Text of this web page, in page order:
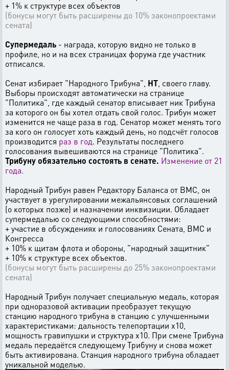
+ 1% к структуре всех объектов
(бонусы могут быть расширены до 10% законопроектами
сената)
Супермедаль - награда, которую видно не только в
профиле, но и на всех страницах форума где участник
отписался.
Сенат избирает "Народного Трибуна", НТ , своего главу.
Выборы происходят автоматически на странице
"Политика", где каждый сенатор вписывает ник Трибуна
за которого он бы хотел отдать свой голос. Трибун может
изменится не чаще раза в год. Сенатор может менять того
за кого он голосует хоть каждый день, но подсчёт голосов
производится раз в год. Результаты последнего
голосования вывешиваются на странице "Политика".
Трибуну обязательно состоять в сенате. Изменение от 21
года.
Народный Трибун равен Редактору Баланса от ВМС, он
участвует в урегулировании межальянсовых соглашений
(о которых позже) и назначении инквизиции. Обладает
супермедалью со следующими способностями:
+ участие в обсуждениях и голосованиях Сената, ВМС и
Конгресса
+ 10% к щитам флота и обороны, "народный защитник"
+ 10% к структуре всех объектов.
(бонусы могут быть расширены до 25% законопроектами
сената)
Народный Трибун получает специальную медаль, которая
при одноразовой активации преобразует текущую
станцию народного трибуна в станцию с улучшенными
характеристиками: дальность телепортации х10,
мощность гравипушки и структура х10. При смене Трибуна
медаль передаётся следующему Трибуну и снова может
быть активирована. Станция народного трибуна обладает
уникальной моделью.